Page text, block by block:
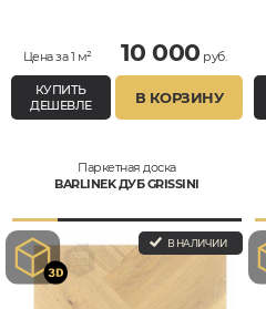
Цена за 1 м² 10 000 руб.
КУПИТЬ
ДЕШЕВЛЕ
В КОРЗИНУ
Паркетная доска
BARLINEK ДУБ GRISSINI
В НАЛИЧИИ